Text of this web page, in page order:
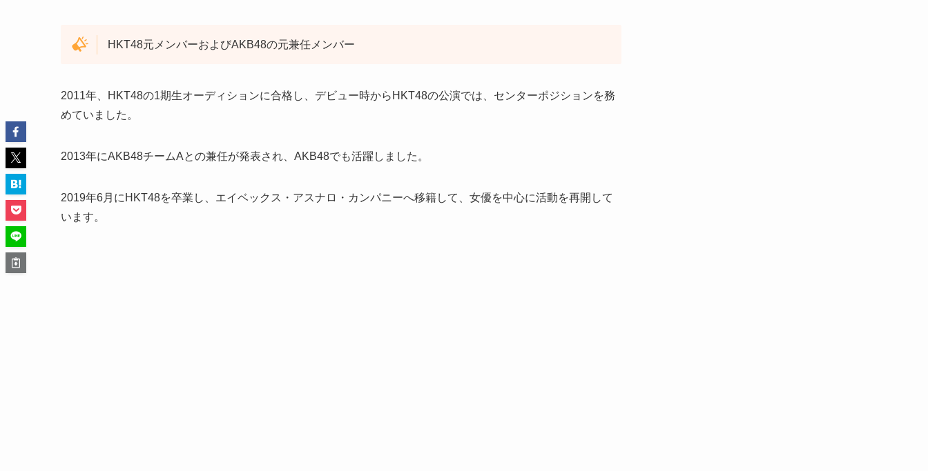
HKT48元メンバーおよびAKB48の元兼任メンバー
2011年、HKT48の1期生オーディションに合格し、デビュー時からHKT48の公演では、センターポジションを務
めていました。
2013年にAKB48チームAとの兼任が発表され、AKB48でも活躍しました。
2019年6月にHKT48を卒業し、エイベックス・アスナロ・カンパニーへ移籍して、女優を中心に活動を再開して
います。